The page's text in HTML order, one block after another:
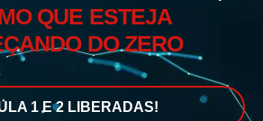
QUE ESTEJA
DO ZERO
1 E 2 LIBERADAS!